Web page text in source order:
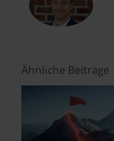
Ähnliche Beiträge